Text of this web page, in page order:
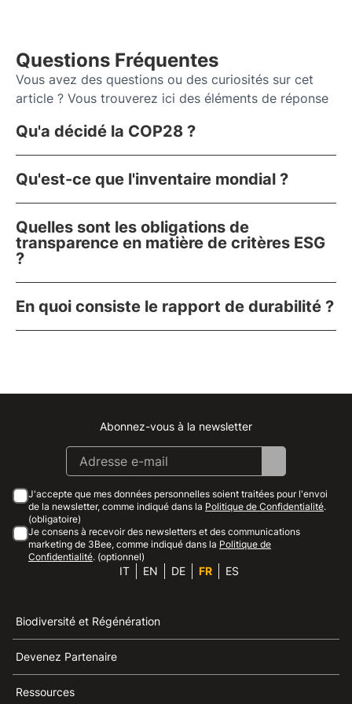
Questions Fréquentes
Vous avez des questions ou des curiosités sur cet
article ? Vous trouverez ici des éléments de réponse
Qu'a décidé la COP28 ?
Qu'est-ce que l'inventaire mondial ?
Quelles sont les obligations de
transparence en matière de critères ESG
?
En quoi consiste le rapport de durabilité ?
Instagram
Facebook
Linkedin
Youtube
Abonnez-vous à la newsletter
J'accepte que mes données personnelles soient traitées pour l'envoi
de la newsletter, comme indiqué dans la Politique de Confidentialité.
(obligatoire)
Je consens à recevoir des newsletters et des communications
marketing de 3Bee, comme indiqué dans la Politique de
Confidentialité. (optionnel)
IT EN DE FR ES
Biodiversité et Régénération
Devenez Partenaire
Ressources